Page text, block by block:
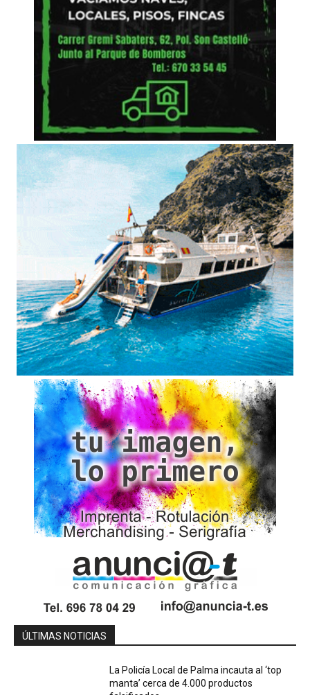
ÚLTIMAS NOTICIAS
La Policía Local de Palma incauta al ‘top
manta’ cerca de 4.000 productos